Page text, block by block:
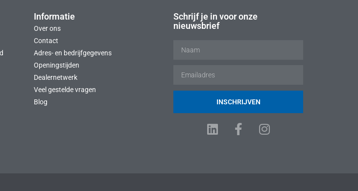
Informatie
Over ons
Contact
Adres- en bedrijfgegevens
Openingstijden
Dealernetwerk
Veel gestelde vragen
Blog
Schrijf je in voor onze
nieuwsbrief
INSCHRIJVEN